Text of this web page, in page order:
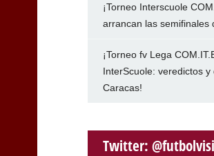
¡Torneo Interscuole
arrancan las semifinales
¡Torneo fv Lega
InterScuole: veredictos y
Caracas!
Twitter: